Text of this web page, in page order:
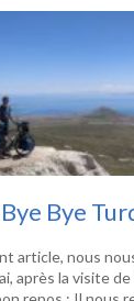
Bye Bye
article, nous
après la visite